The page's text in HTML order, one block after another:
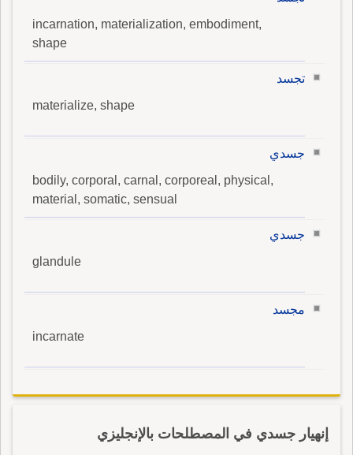
incarnation, materialization, embodiment,
shape
تجسد
materialize, shape
جسدي
bodily, corporal, carnal, corporeal, physical,
material, somatic, sensual
جسدي
glandule
مجسد
incarnate
إنهيار جسدي في المصطلحات بالإنجليزي